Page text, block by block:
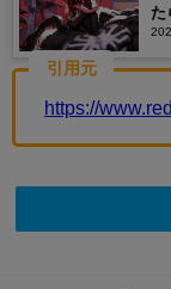
た
引用元
https://